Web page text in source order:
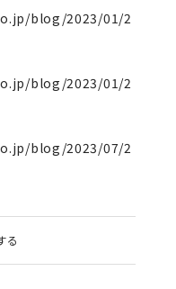
blog/2023/01/2
blog/2023/01/2
blog/2023/07/2
る